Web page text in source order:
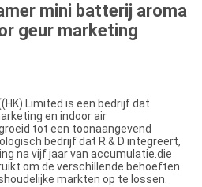
mini batterij aroma
geur marketing
Limited is een bedrijf dat
en indoor air
tot een toonaangevend
bedrijf dat R & D integreert,
na vijf jaar van accumulatie.die
om de verschillende behoeften
markten op te lossen.